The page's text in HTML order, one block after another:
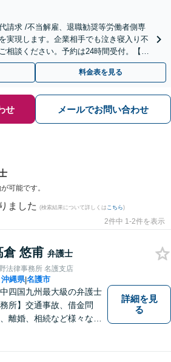
請求 /不当解雇、退職勧奨等労働者側専
実現します。企業相手でも泣き寝入り不
相談ください。予約は24時間受付。【初
応可】
料金表を見る
せ メールでお問い合わせ
可能です。
ました (検索結果について詳しくは こちら)
2件中 1-2件を表示
倉 悠甫 弁護士
法律事務所 名護支店
沖縄県|名護市
中四国九州最大級の弁護士
所】交通事故、借金問
離婚、相続など様々な問
詳細を見
る